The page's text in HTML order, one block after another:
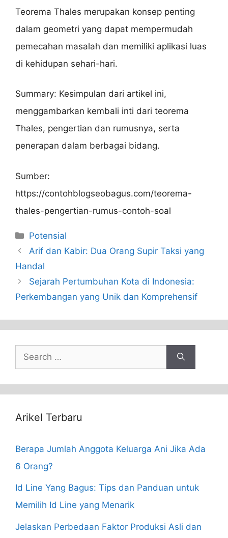
Teorema Thales merupakan konsep penting
dalam geometri yang dapat mempermudah
pemecahan masalah dan memiliki aplikasi luas
di kehidupan sehari-hari.
Summary: Kesimpulan dari artikel ini,
menggambarkan kembali inti dari teorema
Thales, pengertian dan rumusnya, serta
penerapan dalam berbagai bidang.
Sumber:
https://contohblogseobagus.com/teorema-
thales-pengertian-rumus-contoh-soal
Categories
Potensial
Arif dan Kabir: Dua Orang Supir Taksi yang
Handal
Sejarah Pertumbuhan Kota di Indonesia:
Perkembangan yang Unik dan Komprehensif
Search
for:
Arikel Terbaru
Berapa Jumlah Anggota Keluarga Ani Jika Ada
6 Orang?
Id Line Yang Bagus: Tips dan Panduan untuk
Memilih Id Line yang Menarik
Jelaskan Perbedaan Faktor Produksi Asli dan